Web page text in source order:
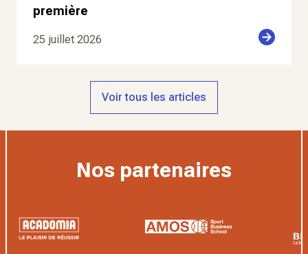
première
25 juillet 2026
Voir tous les articles
Nos partenaires